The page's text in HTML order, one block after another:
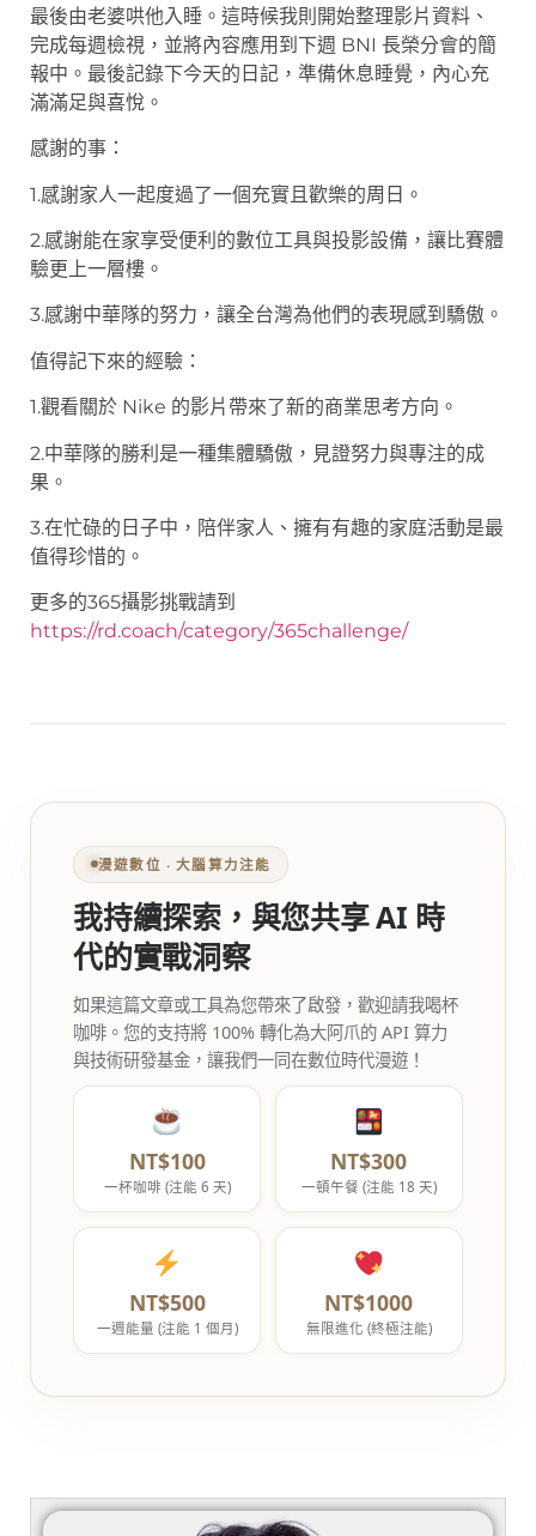
最後由老婆哄他入睡。這時候我則開始整理影片資料、
完成每週檢視，並將內容應用到下週 BNI 長榮分會的簡
報中。最後記錄下今天的日記，準備休息睡覺，內心充
滿滿足與喜悅。
感謝的事：
1.感謝家人一起度過了一個充實且歡樂的周日。
2.感謝能在家享受便利的數位工具與投影設備，讓比賽體
驗更上一層樓。
3.感謝中華隊的努力，讓全台灣為他們的表現感到驕傲。
值得記下來的經驗：
1.觀看關於 Nike 的影片帶來了新的商業思考方向。
2.中華隊的勝利是一種集體驕傲，見證努力與專注的成
果。
3.在忙碌的日子中，陪伴家人、擁有有趣的家庭活動是最
值得珍惜的。
更多的365攝影挑戰請到
https://rd.coach/category/365challenge/
漫遊數位 ‧ 大腦算力注能
我持續探索，與您共享 AI 時
代的實戰洞察
如果這篇文章或工具為您帶來了啟發，歡迎請我喝杯
咖啡。您的支持將 100% 轉化為大阿爪的 API 算力
與技術研發基金，讓我們一同在數位時代漫遊！
NT$100
一杯咖啡 (注能 6 天)
NT$300
一頓午餐 (注能 18 天)
NT$500
一週能量 (注能 1 個月)
NT$1000
無限進化 (終極注能)